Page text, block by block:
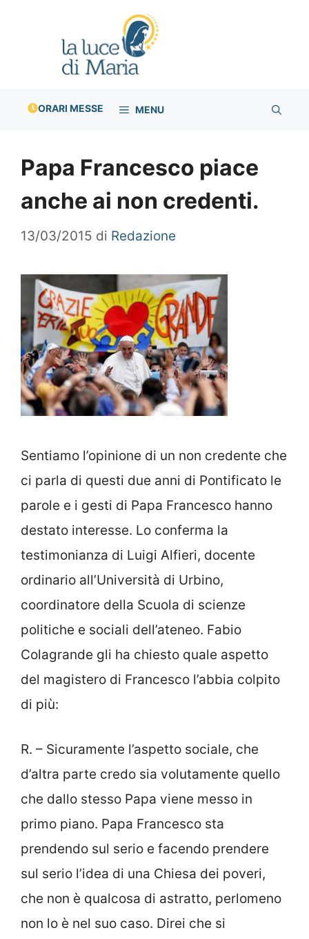
ORARI MESSE MENU
Papa Francesco piace
anche ai non credenti.
13/03/2015 di Redazione
Sentiamo l’opinione di un non credente che
ci parla di questi due anni di Pontificato le
parole e i gesti di Papa Francesco hanno
destato interesse. Lo conferma la
testimonianza di Luigi Alfieri, docente
ordinario all’Università di Urbino,
coordinatore della Scuola di scienze
politiche e sociali dell’ateneo. Fabio
Colagrande gli ha chiesto quale aspetto
del magistero di Francesco l’abbia colpito
di più:
R. – Sicuramente l’aspetto sociale, che
d’altra parte credo sia volutamente quello
che dallo stesso Papa viene messo in
primo piano. Papa Francesco sta
prendendo sul serio e facendo prendere
sul serio l’idea di una Chiesa dei poveri,
che non è qualcosa di astratto, perlomeno
non lo è nel suo caso. Direi che si